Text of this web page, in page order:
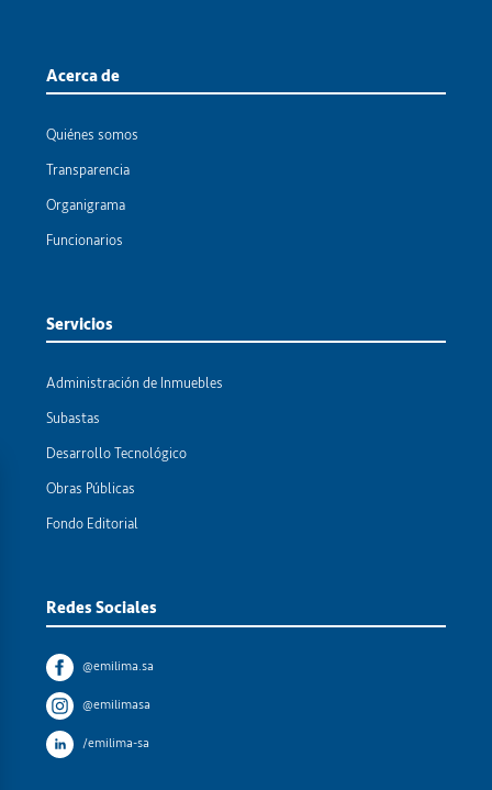
Acerca de
Quiénes somos
Transparencia
Organigrama
Funcionarios
Servicios
Administración de Inmuebles
Subastas
Desarrollo Tecnológico
Obras Públicas
Fondo Editorial
Redes Sociales
@emilima.sa
@emilimasa
/emilima-sa